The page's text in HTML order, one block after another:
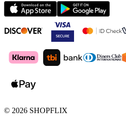
© 2026 SHOPFLIX